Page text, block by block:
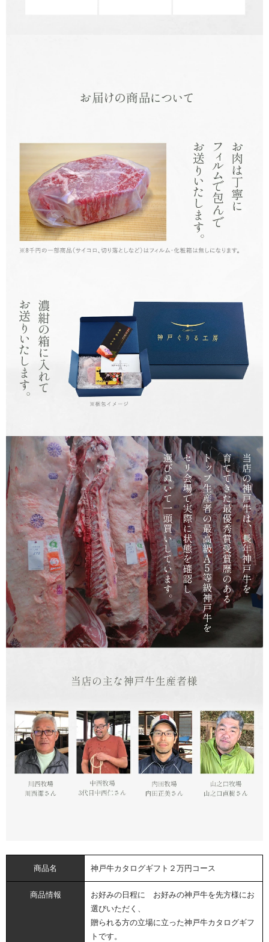
商品名 神戸牛カタログギフト２万円コース
商品情報
お好みの日程に お好みの神戸牛を先方様にお
選びいただく、
贈られる方の立場に立った神戸牛カタログギフ
トです。